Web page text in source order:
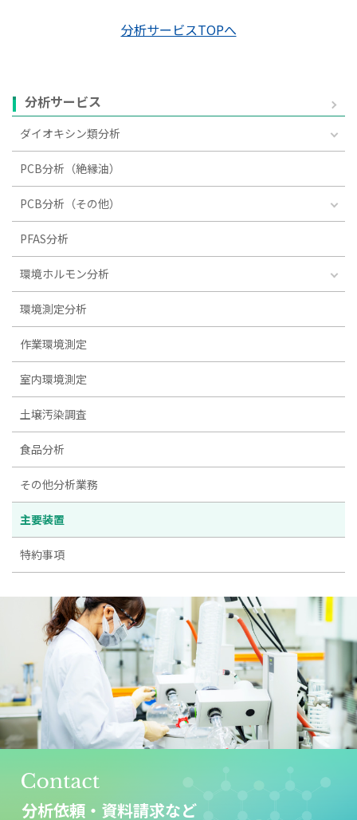
分析サービスTOPへ
分析サービス
ダイオキシン類分析
PCB分析（絶縁油）
PCB分析（その他）
PFAS分析
環境ホルモン分析
環境測定分析
作業環境測定
室内環境測定
土壌汚染調査
食品分析
その他分析業務
主要装置
特約事項
分析依頼・資料請求など